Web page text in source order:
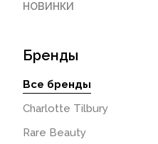
НОВИНКИ
Бренды
Все бренды
Charlotte Tilbury
Rare Beauty